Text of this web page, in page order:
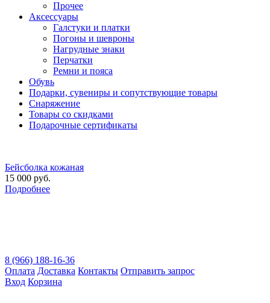
Прочее
Аксессуары
Галстуки и платки
Погоны и шевроны
Нагрудные знаки
Перчатки
Ремни и пояса
Обувь
Подарки, сувениры и сопутствующие товары
Снаряжение
Товары со скидками
Подарочные сертификаты
Бейсболка кожаная
15 000 руб.
Подробнее
8 (966) 188-16-36
Оплата Доставка Контакты Отправить запрос
Вход Корзина